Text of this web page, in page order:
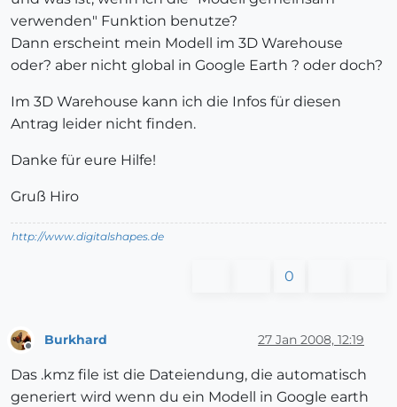
verwenden" Funktion benutze?
Dann erscheint mein Modell im 3D Warehouse
oder? aber nicht global in Google Earth ? oder doch?
Im 3D Warehouse kann ich die Infos für diesen
Antrag leider nicht finden.
Danke für eure Hilfe!
Gruß Hiro
http://www.digitalshapes.de
0
Burkhard 27 Jan 2008, 12:19
Das .kmz file ist die Dateiendung, die automatisch
generiert wird wenn du ein Modell in Google earth